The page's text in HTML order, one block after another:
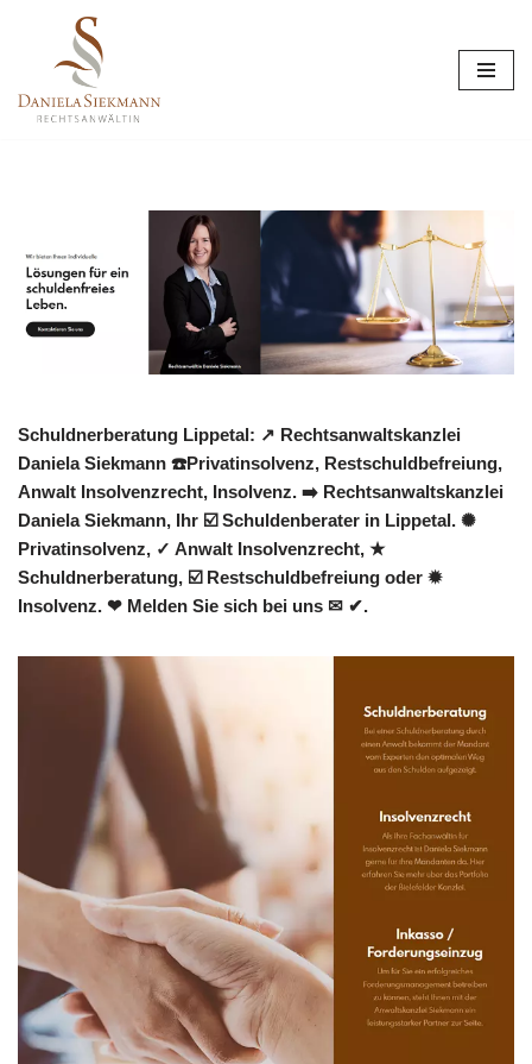
Inhalt
springen
Schuldnerberatung Lippetal: ↗️ Rechtsanwaltskanzlei
Daniela Siekmann ☎️Privatinsolvenz, Restschuldbefreiung,
Anwalt Insolvenzrecht, Insolvenz. ➡️ Rechtsanwaltskanzlei
Daniela Siekmann, Ihr ☑️ Schuldenberater in Lippetal. ✺
Privatinsolvenz, ✓ Anwalt Insolvenzrecht, ★
Schuldnerberatung, ☑️ Restschuldbefreiung oder ✹
Insolvenz. ❤ Melden Sie sich bei uns ✉ ✔.